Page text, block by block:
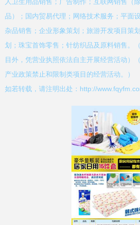
品）；国内贸易代理；网络技术服务；平面
杂品销售；企业形象策划；旅游开发项目策
划；珠宝首饰零售；针纺织品及原料销售。
目外，凭营业执照依法自主开展经营活动）
产业政策禁止和限制类项目的经营活动。）
如若转载，请注明出处：http://